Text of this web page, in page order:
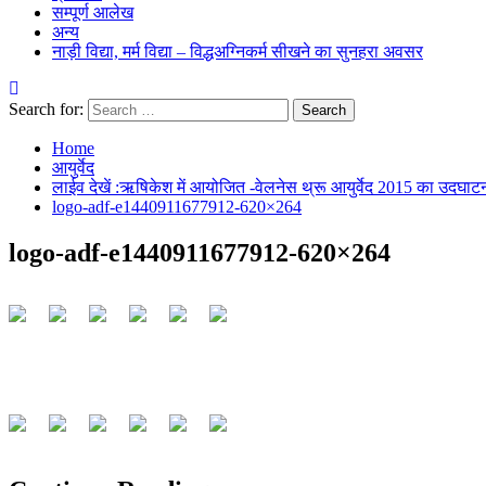
सम्पूर्ण आलेख
अन्य
नाड़ी विद्या, मर्म विद्या – विद्धअग्निकर्म सीखने का सुनहरा अवसर
Search for:
Home
आयुर्वेद
लाईव देखें :ऋषिकेश में आयोजित -वेलनेस थ्रू आयुर्वेद 2015 का
logo-adf-e1440911677912-620×264
logo-adf-e1440911677912-620×264